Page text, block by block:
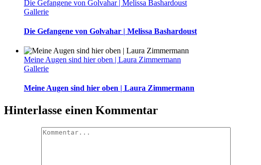
Die Gefangene von Golvahar | Melissa Bashardoust
Gallerie
Die Gefangene von Golvahar | Melissa Bashardoust
Meine Augen sind hier oben | Laura Zimmermann
Gallerie
Meine Augen sind hier oben | Laura Zimmermann
Hinterlasse einen Kommentar